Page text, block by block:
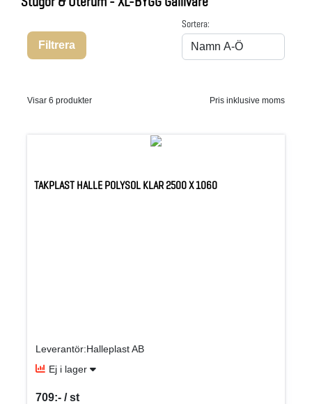
Filtrera
Sortera:
Visar 6 produkter Pris inklusive moms
TAKPLAST HALLE POLYSOL KLAR 2500 X 1060
Leverantör:Halleplast AB
Ej i lager
709:- / st